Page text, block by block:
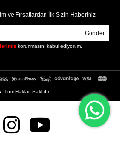
ve Fırsatlardan İlk Sizin Haberiniz
Gönder
korunmasını kabul ediyorum.
- Tüm Hakları Saklıdır.